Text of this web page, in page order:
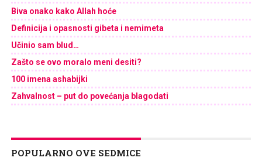
Biva onako kako Allah hoće
Definicija i opasnosti gibeta i nemimeta
Učinio sam blud…
Zašto se ovo moralo meni desiti?
100 imena ashabijki
Zahvalnost – put do povećanja blagodati
POPULARNO OVE SEDMICE